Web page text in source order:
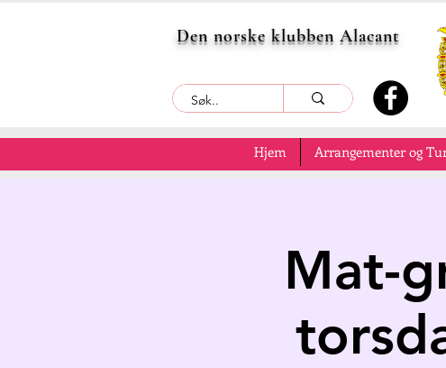
Den norske klubben Alacant
Hjem Arrangementer og
Mat-